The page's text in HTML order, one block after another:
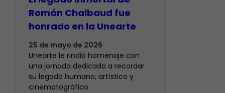
Román Chalbaud fue
honrado en la Unearte
25 de mayo de 2026
Unearte le rindió homenaje con
una jornada dedicada a recordar
su legado humano, artístico y
cinematográfico